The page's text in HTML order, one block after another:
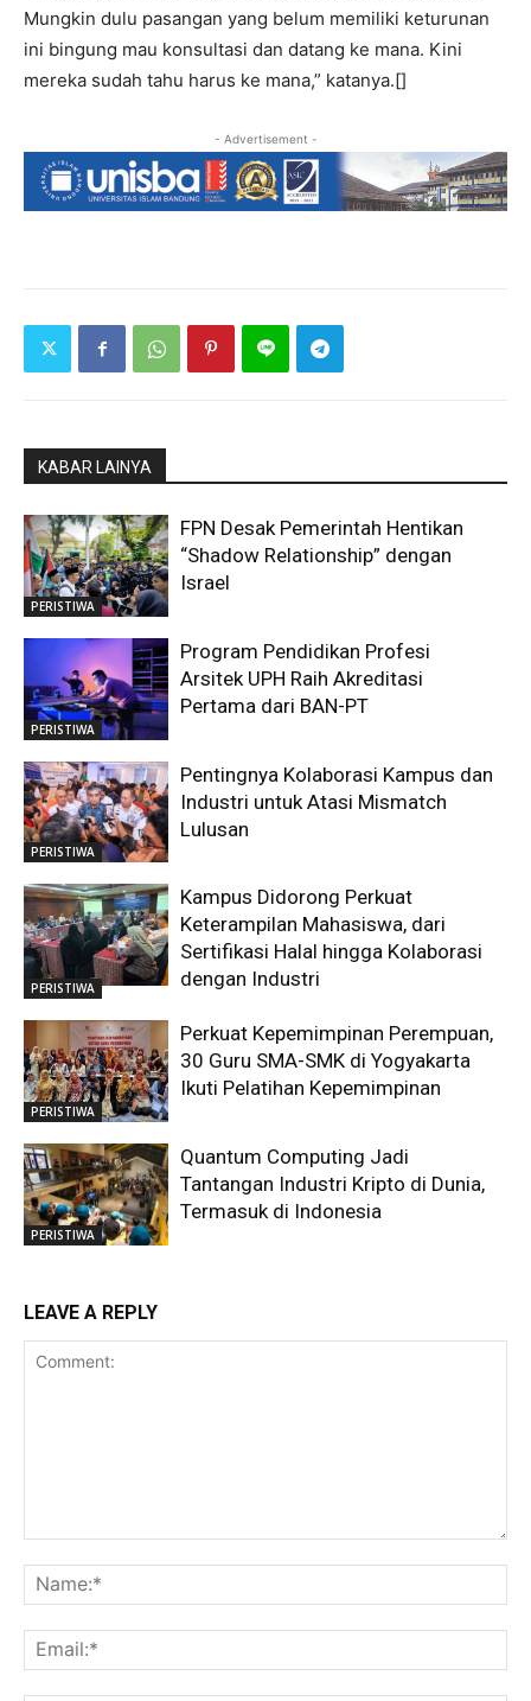
Mungkin dulu pasangan yang belum memiliki keturunan
ini bingung mau konsultasi dan datang ke mana. Kini
mereka sudah tahu harus ke mana,” katanya.[]
- Advertisement -
KABAR LAINYA
PERISTIWA
FPN Desak Pemerintah Hentikan
“Shadow Relationship” dengan
Israel
PERISTIWA
Program Pendidikan Profesi
Arsitek UPH Raih Akreditasi
Pertama dari BAN-PT
PERISTIWA
Pentingnya Kolaborasi Kampus dan
Industri untuk Atasi Mismatch
Lulusan
PERISTIWA
Kampus Didorong Perkuat
Keterampilan Mahasiswa, dari
Sertifikasi Halal hingga Kolaborasi
dengan Industri
PERISTIWA
Perkuat Kepemimpinan Perempuan,
30 Guru SMA-SMK di Yogyakarta
Ikuti Pelatihan Kepemimpinan
PERISTIWA
Quantum Computing Jadi
Tantangan Industri Kripto di Dunia,
Termasuk di Indonesia
LEAVE A REPLY